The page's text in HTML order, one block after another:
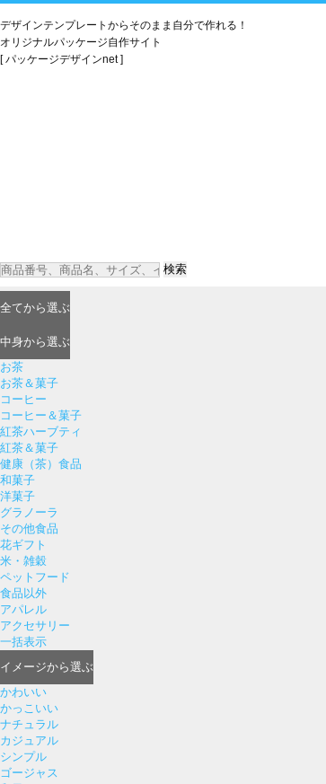
デザインテンプレートからそのまま自分で作れる！
オリジナルパッケージ自作サイト
[ パッケージデザインnet ]
検索
全てから選ぶ
中身から選ぶ
お茶
お茶＆菓子
コーヒー
コーヒー＆菓子
紅茶ハーブティ
紅茶＆菓子
健康（茶）食品
和菓子
洋菓子
グラノーラ
その他食品
花ギフト
米・雑穀
ペットフード
食品以外
アパレル
アクセサリー
一括表示
イメージから選ぶ
かわいい
かっこいい
ナチュラル
カジュアル
シンプル
ゴージャス